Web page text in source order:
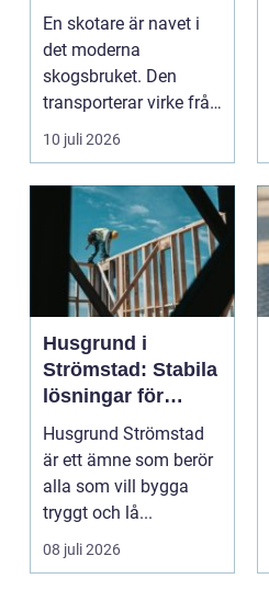
hållbarhet
En skotare är navet i
det moderna
skogsbruket. Den
transporterar virke från
avverkningsplatsen till
10 juli 2026
Husgrund i
Strömstad: Stabila
lösningar för
boende vid kusten
Husgrund Strömstad
är ett ämne som berör
alla som vill bygga
tryggt och lå...
08 juli 2026